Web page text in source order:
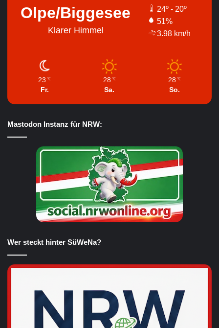
Olpe/Biggesee
Klarer Himmel
24º - 20º
51%
3.98 km/h
23 ℃
Fr.
28 ℃
Sa.
28 ℃
So.
Mastodon Instanz für NRW:
Wer steckt hinter SüWeNa?